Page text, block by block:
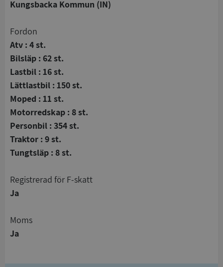
Kungsbacka Kommun (IN)
Fordon
Atv : 4 st.
Bilsläp : 62 st.
Lastbil : 16 st.
Lättlastbil : 150 st.
Moped : 11 st.
Motorredskap : 8 st.
Personbil : 354 st.
Traktor : 9 st.
Tungtsläp : 8 st.
registrerad för F-skatt
Ja
Moms
Ja